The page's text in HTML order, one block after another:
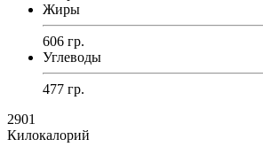
Жиры
606 гр.
Углеводы
477 гр.
2901
Килокалорий